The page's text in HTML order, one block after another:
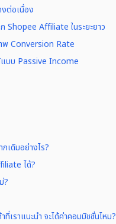
ต่อเนื่อง
Shopee Affiliate ในระยะยาว
พ Conversion Rate
แบบ Passive Income
ดิมอย่างไร?
ได้?
?
เราแนะนำ จะได้ค่าคอมมิชชั่นไหม?